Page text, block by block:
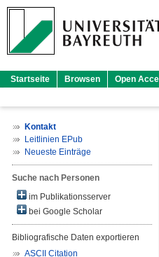
Startseite Browsen Open
Kontakt
Leitlinien EPub
Neueste Einträge
Suche nach Personen
im Publikationsserver
bei Google Scholar
Bibliografische Daten exportieren
ASCII Citation